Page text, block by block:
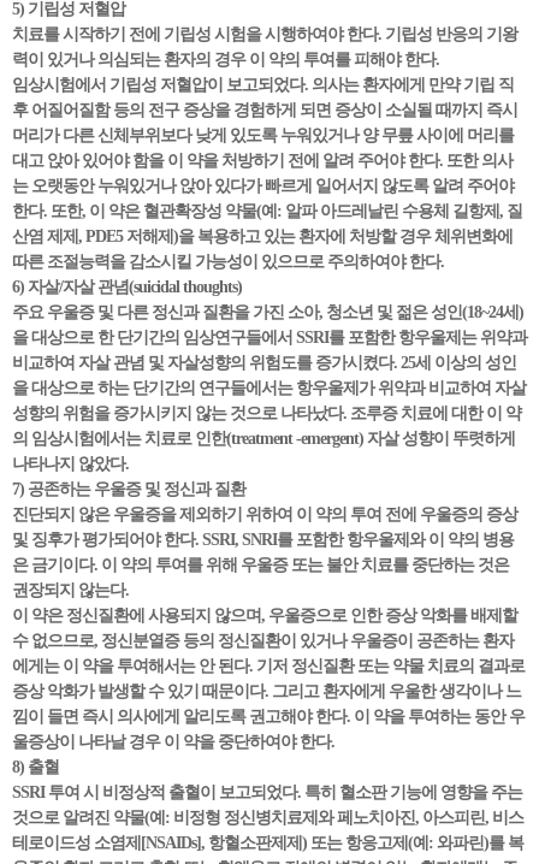
5) 기립성 저혈압
치료를 시작하기 전에 기립성 시험을 시행하여야 한다. 기립성 반응의 기왕
력이 있거나 의심되는 환자의 경우 이 약의 투여를 피해야 한다.
임상시험에서 기립성 저혈압이 보고되었다. 의사는 환자에게 만약 기립 직
후 어질어질함 등의 전구 증상을 경험하게 되면 증상이 소실될 때까지 즉시
머리가 다른 신체부위보다 낮게 있도록 누워있거나 양 무릎 사이에 머리를
대고 앉아 있어야 함을 이 약을 처방하기 전에 알려 주어야 한다. 또한 의사
는 오랫동안 누워있거나 앉아 있다가 빠르게 일어서지 않도록 알려 주어야
한다. 또한, 이 약은 혈관확장성 약물(예: 알파 아드레날린 수용체 길항제, 질
산염 제제, PDE5 저해제)을 복용하고 있는 환자에 처방할 경우 체위변화에
따른 조절능력을 감소시킬 가능성이 있으므로 주의하여야 한다.
6) 자살/자살 관념(suicidal thoughts)
주요 우울증 및 다른 정신과 질환을 가진 소아, 청소년 및 젊은 성인(18~24세)
을 대상으로 한 단기간의 임상연구들에서 SSRI를 포함한 항우울제는 위약과
비교하여 자살 관념 및 자살성향의 위험도를 증가시켰다. 25세 이상의 성인
을 대상으로 하는 단기간의 연구들에서는 항우울제가 위약과 비교하여 자살
성향의 위험을 증가시키지 않는 것으로 나타났다. 조루증 치료에 대한 이 약
의 임상시험에서는 치료로 인한(treatment -emergent) 자살 성향이 뚜렷하게
나타나지 않았다.
7) 공존하는 우울증 및 정신과 질환
진단되지 않은 우울증을 제외하기 위하여 이 약의 투여 전에 우울증의 증상
및 징후가 평가되어야 한다. SSRI, SNRI를 포함한 항우울제와 이 약의 병용
은 금기이다. 이 약의 투여를 위해 우울증 또는 불안 치료를 중단하는 것은
권장되지 않는다.
이 약은 정신질환에 사용되지 않으며, 우울증으로 인한 증상 악화를 배제할
수 없으므로, 정신분열증 등의 정신질환이 있거나 우울증이 공존하는 환자
에게는 이 약을 투여해서는 안 된다. 기저 정신질환 또는 약물 치료의 결과로
증상 악화가 발생할 수 있기 때문이다. 그리고 환자에게 우울한 생각이나 느
낌이 들면 즉시 의사에게 알리도록 권고해야 한다. 이 약을 투여하는 동안 우
울증상이 나타날 경우 이 약을 중단하여야 한다.
8) 출혈
SSRI 투여 시 비정상적 출혈이 보고되었다. 특히 혈소판 기능에 영향을 주는
것으로 알려진 약물(예: 비정형 정신병치료제와 페노치아진, 아스피린, 비스
테로이드성 소염제[NSAIDs], 항혈소판제제) 또는 항응고제(예: 와파린)를 복